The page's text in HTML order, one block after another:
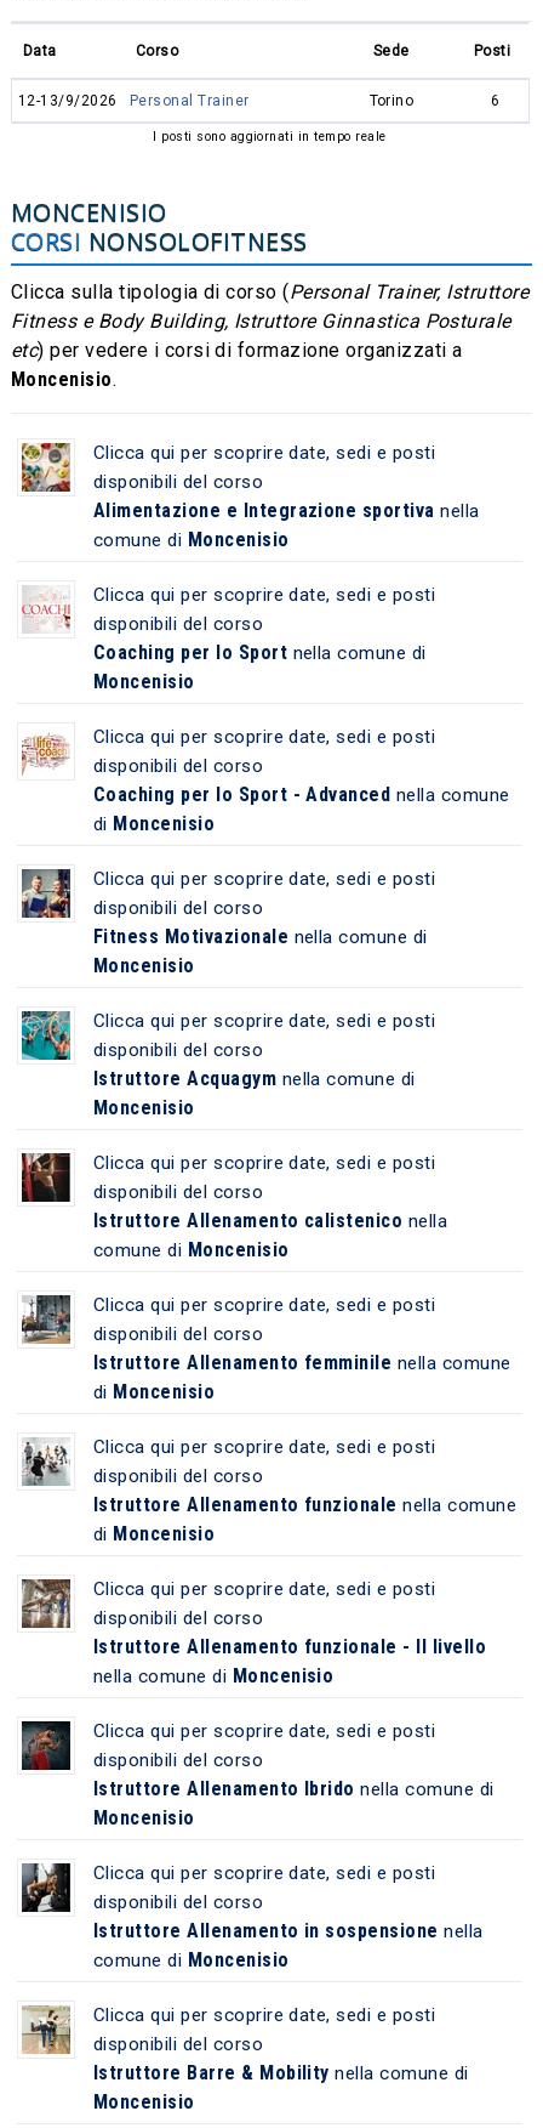
Data Corso Sede Posti
12-13/9/2026 Personal Trainer Torino 6
I posti sono aggiornati in tempo reale
MONCENISIO
CORSI NONSOLOFITNESS
Clicca sulla tipologia di corso (Personal Trainer, Istruttore
Fitness e Body Building, Istruttore Ginnastica Posturale
etc) per vedere i corsi di formazione organizzati a
Moncenisio.
Clicca qui per scoprire date, sedi e posti
disponibili del corso
Alimentazione e Integrazione sportiva nella
comune di Moncenisio
Clicca qui per scoprire date, sedi e posti
disponibili del corso
Coaching per lo Sport nella comune di
Moncenisio
Clicca qui per scoprire date, sedi e posti
disponibili del corso
Coaching per lo Sport - Advanced nella comune
di Moncenisio
Clicca qui per scoprire date, sedi e posti
disponibili del corso
Fitness Motivazionale nella comune di
Moncenisio
Clicca qui per scoprire date, sedi e posti
disponibili del corso
Istruttore Acquagym nella comune di
Moncenisio
Clicca qui per scoprire date, sedi e posti
disponibili del corso
Istruttore Allenamento calistenico nella
comune di Moncenisio
Clicca qui per scoprire date, sedi e posti
disponibili del corso
Istruttore Allenamento femminile nella comune
di Moncenisio
Clicca qui per scoprire date, sedi e posti
disponibili del corso
Istruttore Allenamento funzionale nella comune
di Moncenisio
Clicca qui per scoprire date, sedi e posti
disponibili del corso
Istruttore Allenamento funzionale - II livello
nella comune di Moncenisio
Clicca qui per scoprire date, sedi e posti
disponibili del corso
Istruttore Allenamento Ibrido nella comune di
Moncenisio
Clicca qui per scoprire date, sedi e posti
disponibili del corso
Istruttore Allenamento in sospensione nella
comune di Moncenisio
Clicca qui per scoprire date, sedi e posti
disponibili del corso
Istruttore Barre & Mobility nella comune di
Moncenisio